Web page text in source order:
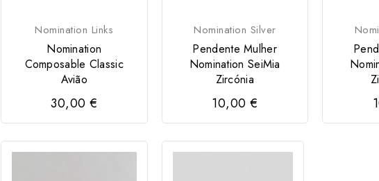
Nomination Links
Nomination
Composable Classic
Avião
30,00 €
Nomination Silver
Pendente Mulher
Nomination SeiMia
Zircónia
10,00 €